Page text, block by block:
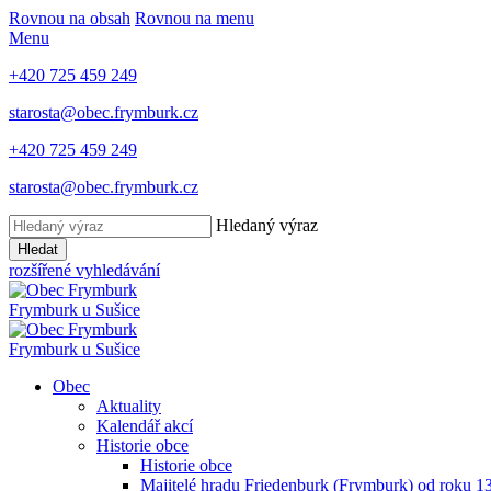
Rovnou na obsah Rovnou na menu
Menu
+420 725 459 249
starosta@obec.frymburk.cz
+420 725 459 249
starosta@obec.frymburk.cz
Hledaný výraz
Hledat
rozšířené vyhledávání
Frymburk u Sušice
Frymburk u Sušice
Obec
Aktuality
Kalendář akcí
Historie obce
Historie obce
Majitelé hradu Friedenburk (Frymburk) od roku